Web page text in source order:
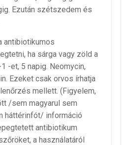
Ezután szétszedem és
antibiotikumos
ha sárga vagy zöld a
-et, 5 napig. Neomycin,
Ezeket csak orvos írhatja
mellett. (Figyelem,
/sem magyarul sem
háttérinfót/ információ
antibiotikum
a használatáról